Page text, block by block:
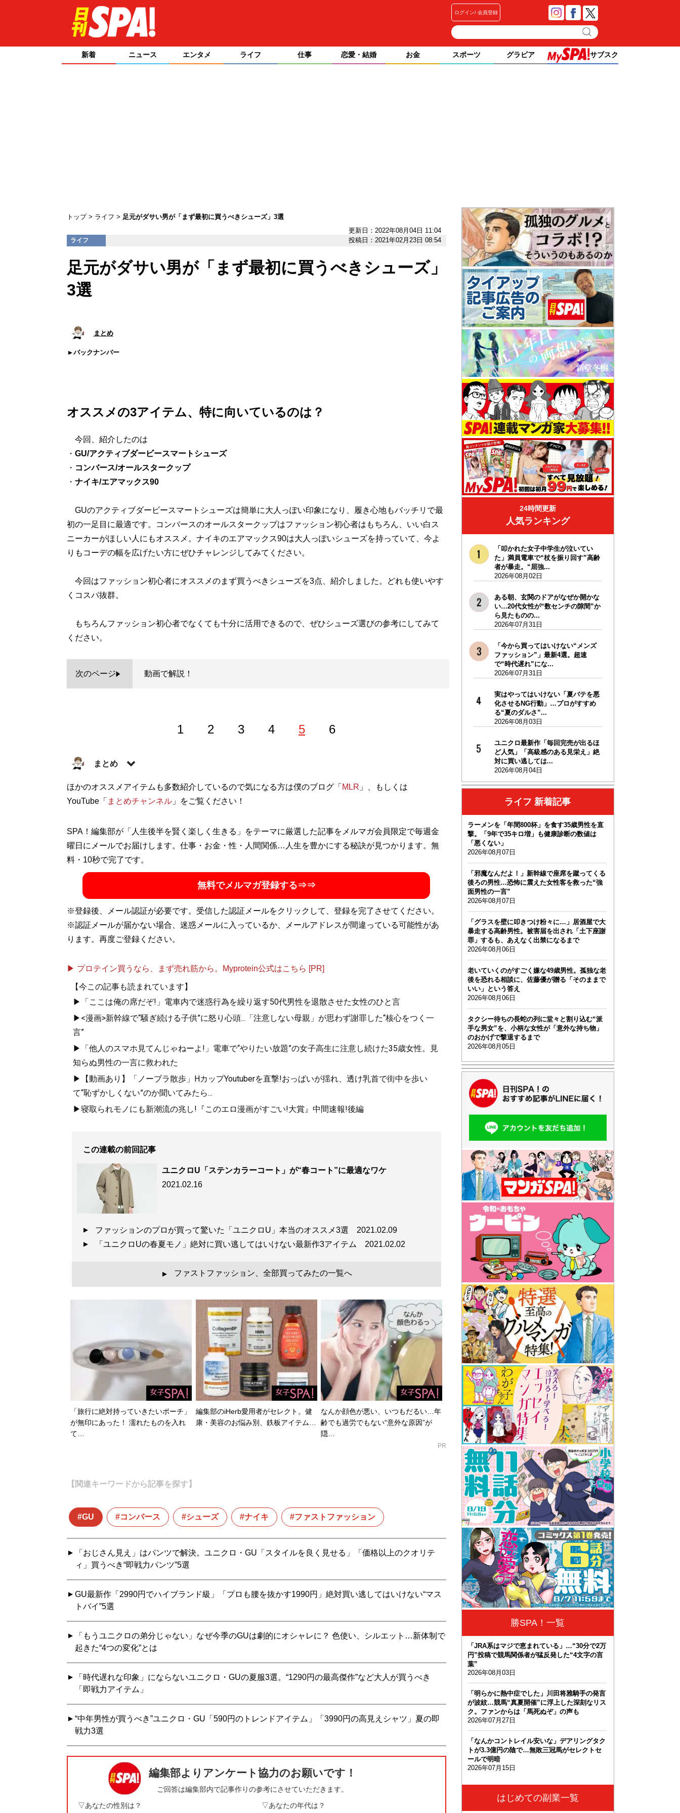
ログイン 会員登録
新着 ニュース エンタメ ライフ 仕事 恋愛・結婚 お金 スポーツ グラビア サブスク
トップ ライフ
足元がダサい男が「まず最初に買うべきシューズ」3選
更新日：2022年08月04日 11:04
ライフ 投稿日：2021年02月23日 08:54
足元がダサい男が「まず最初に買うべきシューズ」
3選
まとめ
バックナンバー
オススメの3アイテム、特に向いているのは？
今回、紹介したのは
・ GU/アクティブダービースマートシューズ
・ コンバース/オールスタークップ
・ ナイキ/エアマックス90
GUのアクティブダービースマートシューズは簡単に大人っぽい印象になり、履き心地もバッチリで最
初の一足目に最適です。コンバースのオールスタークップはファッション初心者はもちろん、いい白ス
ニーカーがほしい人にもオススメ。ナイキのエアマックス90は大人っぽいシューズを持っていて、今よ
りもコーデの幅を広げたい方にぜひチャレンジしてみてください。
今回はファッション初心者にオススメのまず買うべきシューズを3点、紹介しました。どれも使いやす
くコスパ抜群。
もちろんファッション初心者でなくても十分に活用できるので、ぜひシューズ選びの参考にしてみて
ください。
次のページ 動画で解説！
1 2 3 4 5 6
まとめ
株式会社RePLAY代表取締役。ブランドやセレクトショップ、古着、ウェブメディアなどアパレルに関す
る多彩な事業を運営。ユーチューブ「 まとめチャンネル
記事一覧へ
ほかのオススメアイテムも多数紹介しているので気になる方は僕のブログ「 MLR 」、もしくは
YouTube「 まとめチャンネル」をご覧ください！
SPA！編集部が「人生後半を賢く楽しく生きる」をテーマに厳選した記事をメルマガ会員限定で毎週金
曜日にメールでお届けします。仕事・お金・性・人間関係…人生を豊かにする秘訣が見つかります。無
料・10秒で完了です。
無料でメルマガ登録する⇒⇒
※登録後、メール認証が必要です。受信した認証メールをクリックして、登録を完了させてください。
※認証メールが届かない場合、迷惑メールに入っているか、メールアドレスが間違っている可能性があ
ります。再度ご登録ください。
▶ プロテイン買うなら、まず売れ筋から。Myprotein公式はこちら [PR]
【今この記事も読まれています】
▶「ここは俺の席だぞ!」電車内で迷惑行為を繰り返す50代男性を退散させた女性のひと言
▶<漫画>新幹線で“騒ぎ続ける子供”に怒り心頭...「注意しない母親」が思わず謝罪した“核心をつく一
言”
▶「他人のスマホ見てんじゃねーよ!」電車で“やりたい放題”の女子高生に注意し続けた35歳女性。見
知らぬ男性の一言に救われた
▶【動画あり】「ノーブラ散歩」HカップYoutuberを直撃!おっぱいが揺れ、透け乳首で街中を歩い
て“恥ずかしくない”のか聞いてみたら...
▶寝取られモノにも新潮流の兆し!『このエロ漫画がすごい!大賞』中間速報!後編
この連載の前回記事
ユニクロU「ステンカラーコート」が“春コート”に最適なワケ
2021.02.16
ファッションのプロが買って驚いた「ユニクロU」本当のオススメ3選 2021.02.09
「ユニクロUの春夏モノ」絶対に買い逃してはいけない最新作3アイテム 2021.02.02
▲ ファストファッション、全部買ってみたの一覧へ
「旅行に絶対持っていきたいポーチ」
が無印にあった！ 濡れたものを入れ
て…
編集部のiHerb愛用者がセレクト。健
康・美容のお悩み別、鉄板アイテム…
なんか顔色が悪い、いつもだるい…年
齢でも過労でもない“意外な原因”が
隠…
PR
【関連キーワードから記事を探す】
GU コンバース シューズ ナイキ ファストファッション
「おじさん見え」はパンツで解決。ユニクロ・GU「スタイルを良く見せる」「価格以上のクオリテ
ィ」買うべき“即戦力パンツ”5選
GU最新作「2990円でハイブランド級」「プロも腰を抜かす1990円」絶対買い逃してはいけない“マス
トバイ”5選
「もうユニクロの弟分じゃない」なぜ今季のGUは劇的にオシャレに？ 色使い、シルエット…新体制で
起きた“4つの変化”とは
「時代遅れな印象」にならないユニクロ・GUの夏服3選。“1290円の最高傑作”など大人が買うべき
「即戦力アイテム」
“中年男性が買うべき”ユニクロ・GU「590円のトレンドアイテム」「3990円の高見えシャツ」夏の即
戦力3選
24時間更新
人気ランキング
「叩かれた女子中学生が泣いてい
た」満員電車で“杖を振り回す”高齢
者が暴走。“屈強...
2026年08月02日
ある朝、玄関のドアがなぜか開かな
い…20代女性が“数センチの隙間”か
ら見たものの...
2026年07月31日
「今から買ってはいけない“メンズ
ファッション”」最新4選。超速
で“時代遅れ”にな...
2026年07月31日
実はやってはいけない「夏バテを悪
化させるNG行動」…プロがすすめ
る“夏のダルさ”...
2026年08月03日
ユニクロ最新作「毎回完売が出るほ
ど人気」「高級感のある見栄え」絶
対に買い逃しては...
2026年08月04日
ライフ 新着記事
ラーメンを「年間800杯」を食す35歳男性を直
撃。「9年で35キロ増」も健康診断の数値は
「悪くない」
2026年08月07日
「邪魔なんだよ！」新幹線で座席を蹴ってくる
後ろの男性…恐怖に震えた女性客を救った“強
面男性の一言”
2026年08月07日
「グラスを壁に叩きつけ粉々に…」居酒屋で大
暴走する高齢男性。被害届を出され「土下座謝
罪」するも、あえなく出禁になるまで
2026年08月06日
老いていくのがすごく嫌な49歳男性。孤独な老
後を恐れる相談に、佐藤優が贈る「そのままで
いい」という答え
2026年08月06日
タクシー待ちの長蛇の列に堂々と割り込む“派
手な男女”を、小柄な女性が「意外な持ち物」
のおかげで撃退するまで
2026年08月05日
勝SPA！一覧
「JRA系はマジで恵まれている」…“30分で2万
円”投稿で競馬関係者が猛反発した“4文字の言
葉”
2026年08月03日
「明らかに熱中症でした」川田将雅騎手の発言
が波紋…競馬“真夏開催”に浮上した深刻なリス
ク。ファンからは「馬死ぬぞ」の声も
2026年07月27日
「なんかコントレイル安いな」デアリングタク
トが3.3億円の陰で…無敗三冠馬がセレクトセ
ールで明暗
2026年07月15日
はじめての副業一覧